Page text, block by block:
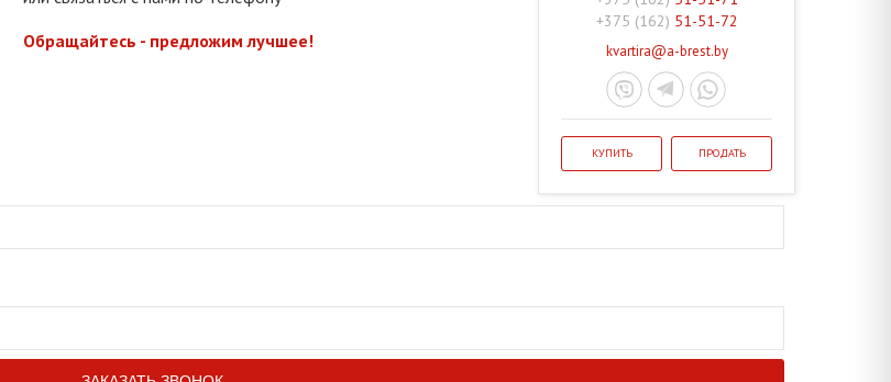
Обращайтесь - предложим лучшее!
+375 (162) 51-51-72
kvartira@a-brest.by
КУПИТЬ ПРОДАТЬ